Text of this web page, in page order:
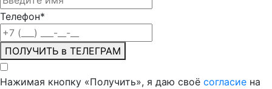
Телефон*
ПОЛУЧИТЬ в ТЕЛЕГРАМ
Нажимая кнопку «Получить», я даю своё согласие на